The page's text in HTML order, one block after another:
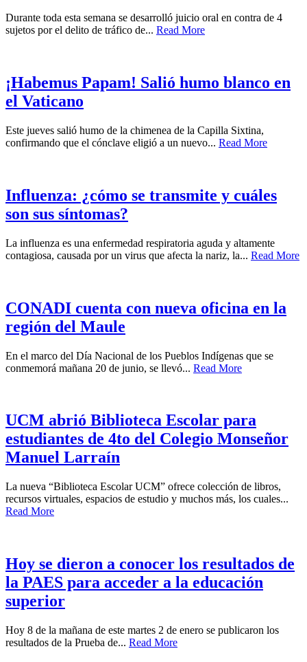
Durante toda esta semana se desarrolló juicio oral en contra de 4
sujetos por el delito de tráfico de... Read More
¡Habemus Papam! Salió humo blanco en
el Vaticano
Este jueves salió humo de la chimenea de la Capilla Sixtina,
confirmando que el cónclave eligió a un nuevo... Read More
Influenza: ¿cómo se transmite y cuáles
son sus síntomas?
La influenza es una enfermedad respiratoria aguda y altamente
contagiosa, causada por un virus que afecta la nariz, la... Read More
CONADI cuenta con nueva oficina en la
región del Maule
En el marco del Día Nacional de los Pueblos Indígenas que se
conmemorá mañana 20 de junio, se llevó... Read More
UCM abrió Biblioteca Escolar para
estudiantes de 4to del Colegio Monseñor
Manuel Larraín
La nueva “Biblioteca Escolar UCM” ofrece colección de libros,
recursos virtuales, espacios de estudio y muchos más, los cuales...
Read More
Hoy se dieron a conocer los resultados de
la PAES para acceder a la educación
superior
Hoy 8 de la mañana de este martes 2 de enero se publicaron los
resultados de la Prueba de... Read More